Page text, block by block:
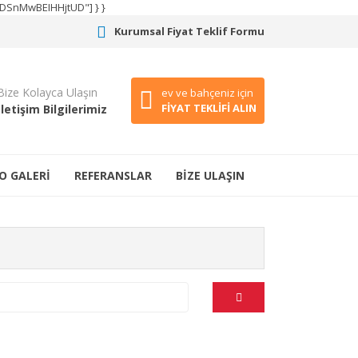
} }
Kurumsal Fiyat Teklif Formu
Kolayca Ulaşın
Bilgilerimiz
ev ve bahçeniz için
FİYAT TEKLİFİ ALIN
GALERİ REFERANSLAR BİZE ULAŞIN